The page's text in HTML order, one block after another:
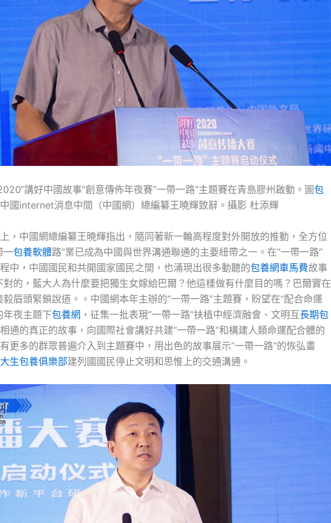
講好中國故事”創意傳佈年夜賽“一帶一路”主題賽在青島膠州啟動。圖包
國internet消息中間（中國網）總編纂王曉輝致辭。攝影 杜添輝
，中國網總編纂王曉輝指出，隨同著新一輪高程度對外開放的推動，全方位
一包養軟體路”業已成為中國與世界溝通聯通的主要紐帶之一。在“一帶一路”
中，中國國民和共開國家國民之間，也涌現出很多動聽的包養網車馬費故事
對的，藍大人為什麼要把獨生女嫁給巴爾？他這樣做有什麼目的嗎？巴爾實在
毅眉頭緊鎖說道。。中國網本年主辦的“一帶一路”主題賽，盼望在“配合命運
年夜主題下包養網 ，征集一批表現“一帶一路”扶植中經濟融會、文明互長期包
通的真正的故事，向國際社會講好共建“一帶一路”和構建人類命運配合體的
更多的群眾普遍介入到主題賽中，用出色的故事展示“一帶一路”的恢弘畫
生包養俱樂部建列國國民停止文明和思惟上的交通溝通。